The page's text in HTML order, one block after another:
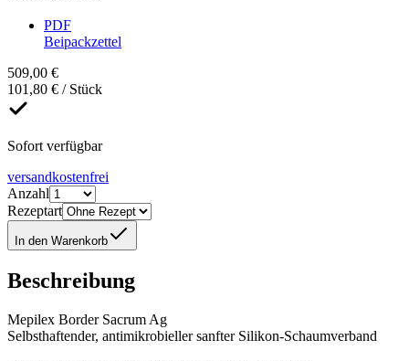
PDF
Beipackzettel
509,00 €
101,80 € / Stück
Sofort verfügbar
versandkostenfrei
Anzahl
Rezeptart
In den Warenkorb
Beschreibung
Mepilex Border Sacrum Ag
Selbsthaftender, antimikrobieller sanfter Silikon-Schaumverband